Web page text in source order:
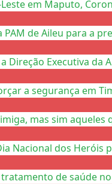
em Maputo,
de Aileu para a
Direção Executiva da
a segurança em
mas sim aqueles
Nacional dos Heróis
tratamento de saúde